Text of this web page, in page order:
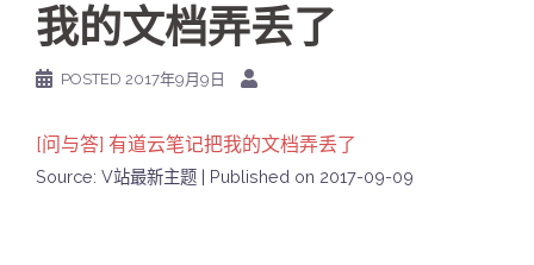
我的文档弄丢了
POSTED 2017年9月9日
[问与答] 有道云笔记把我的文档弄丢了
Source: V站最新主题 Published on 2017-09-09